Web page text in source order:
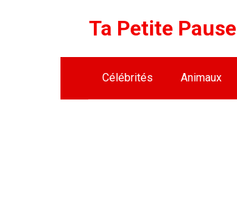
Ta Petite Pause
Célébrités Animaux